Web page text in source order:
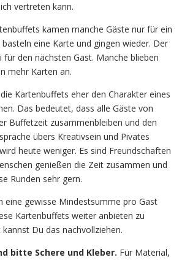
vertreten kann.
kamen manche Gäste nur für ein
eine Karte und gingen wieder. Der
den nächsten Gast. Manche blieben
mehr Karten an.
Kartenbuffets eher den Charakter eines
Das bedeutet, dass alle Gäste von
Buffetzeit zusammenbleiben und den
übers Kreativsein und Pivates
heute weniger. Es sind Freundschaften
genießen die Zeit zusammen und
Runden sehr gern.
eine gewisse Mindestsumme pro Gast
Kartenbuffets weiter anbieten zu
Du das nachvollziehen.
bitte Schere und Kleber. Für Material,